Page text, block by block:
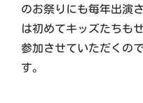
のお祭りにも毎年出演
は初めてキッズたちも
参加させていただくの
す。